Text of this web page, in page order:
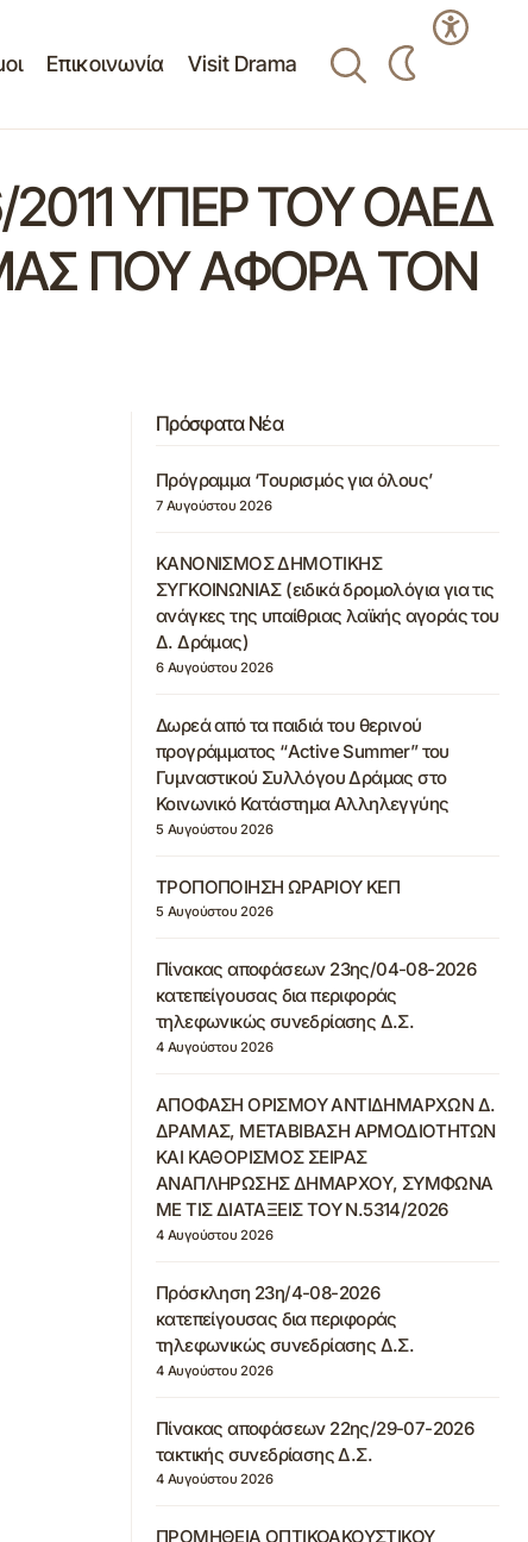
Επικοινωνία Visit Drama
2011 ΥΠΕΡ ΤΟΥ ΟΑΕΔ
ΠΟΥ ΑΦΟΡΑ ΤΟΝ
Πρόσφατα Νέα
Πρόγραμμα ‘Τουρισμός για όλους’
7 Αυγούστου 2026
ΚΑΝΟΝΙΣΜΟΣ ΔΗΜΟΤΙΚΗΣ
ΣΥΓΚΟΙΝΩΝΙΑΣ (ειδικά δρομολόγια για τις
ανάγκες της υπαίθριας λαϊκής αγοράς του
Δ. Δράμας)
6 Αυγούστου 2026
Δωρεά από τα παιδιά του θερινού
προγράμματος “Active Summer” του
Γυμναστικού Συλλόγου Δράμας στο
Κοινωνικό Κατάστημα Αλληλεγγύης
5 Αυγούστου 2026
ΤΡΟΠΟΠΟΙΗΣΗ ΩΡΑΡΙΟΥ ΚΕΠ
5 Αυγούστου 2026
Πίνακας αποφάσεων 23ης/04-08-2026
κατεπείγουσας δια περιφοράς
τηλεφωνικώς συνεδρίασης Δ.Σ.
4 Αυγούστου 2026
ΑΠΟΦΑΣΗ ΟΡΙΣΜΟΥ ΑΝΤΙΔΗΜΑΡΧΩΝ Δ.
ΔΡΑΜΑΣ, ΜΕΤΑΒΙΒΑΣΗ ΑΡΜΟΔΙΟΤΗΤΩΝ
ΚΑΙ ΚΑΘΟΡΙΣΜΟΣ ΣΕΙΡΑΣ
ΑΝΑΠΛΗΡΩΣΗΣ ΔΗΜΑΡΧΟΥ, ΣΥΜΦΩΝΑ
ΜΕ ΤΙΣ ΔΙΑΤΑΞΕΙΣ ΤΟΥ Ν.5314/2026
4 Αυγούστου 2026
Πρόσκληση 23η/4-08-2026
κατεπείγουσας δια περιφοράς
τηλεφωνικώς συνεδρίασης Δ.Σ.
4 Αυγούστου 2026
Πίνακας αποφάσεων 22ης/29-07-2026
τακτικής συνεδρίασης Δ.Σ.
4 Αυγούστου 2026
ΠΡΟΜΗΘΕΙΑ ΟΠΤΙΚΟΑΚΟΥΣΤΙΚΟΥ